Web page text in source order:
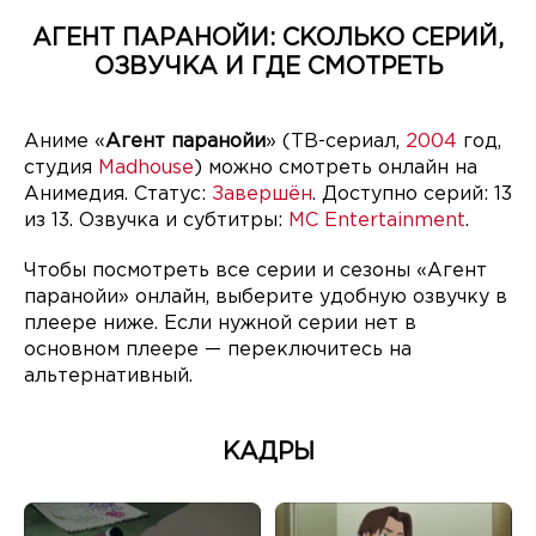
АГЕНТ ПАРАНОЙИ: СКОЛЬКО СЕРИЙ,
ОЗВУЧКА И ГДЕ СМОТРЕТЬ
Аниме «Агент паранойи» (ТВ-сериал, 2004 год,
студия Madhouse ) можно смотреть онлайн на
Анимедия. Статус: Завершён. Доступно серий: 13
из 13. Озвучка и субтитры: MC Entertainment.
Чтобы посмотреть все серии и сезоны «Агент
паранойи» онлайн, выберите удобную озвучку в
плеере ниже. Если нужной серии нет в
основном плеере — переключитесь на
альтернативный.
КАДРЫ